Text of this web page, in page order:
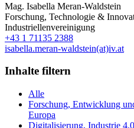
Mag. Isabella Meran-Waldstein
Forschung, Technologie &
Industriellenvereinigung
+43 1 71135 2388
isabella.meran-waldstein(at)iv.at
Inhalte filtern
Alle
Forschung, Entwicklung
Europa
Digitalisierung, Industrie